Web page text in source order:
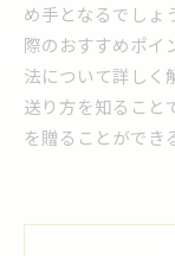
め手となるでしょ
際のおすすめポイ
法について詳しく
送り方を知ること
を贈ることができ